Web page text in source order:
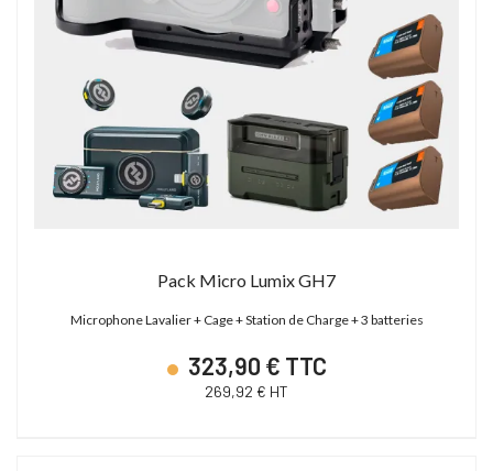
Pack Micro Lumix GH7
Microphone Lavalier + Cage + Station de Charge + 3 batteries
323,90 € TTC
269,92 € HT